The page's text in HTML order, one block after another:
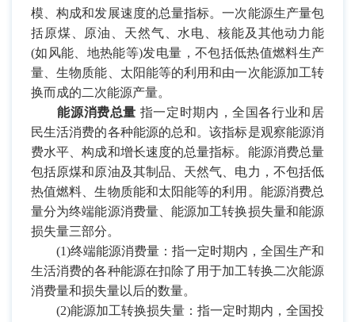
模、构成和发展速度的总量指标。一次能源生产量包
括原煤、原油、天然气、水电、核能及其他动力能
(如风能、地热能等)发电量，不包括低热值燃料生产
量、生物质能、太阳能等的利用和由一次能源加工转
换而成的二次能源产量。
能源消费总量 指一定时期内，全国各行业和居
民生活消费的各种能源的总和。该指标是观察能源消
费水平、构成和增长速度的总量指标。能源消费总量
包括原煤和原油及其制品、天然气、电力，不包括低
热值燃料、生物质能和太阳能等的利用。能源消费总
量分为终端能源消费量、能源加工转换损失量和能源
损失量三部分。
(1)终端能源消费量：指一定时期内，全国生产和
生活消费的各种能源在扣除了用于加工转换二次能源
消费量和损失量以后的数量。
(2)能源加工转换损失量：指一定时期内，全国投